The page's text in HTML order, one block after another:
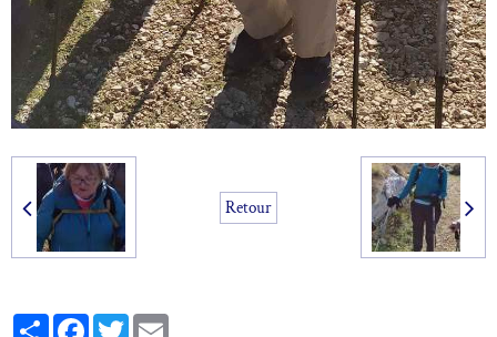
Retour
PartagerFacebook
Twitter